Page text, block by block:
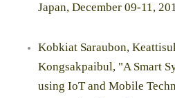
Japan, December 09-11,
Kobkiat Saraubon,
Kongsakpaibul, "A Smart
using IoT and Mobile